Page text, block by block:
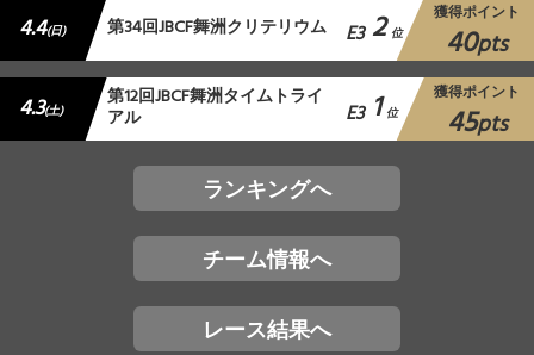
4.4(日) 第34回JBCF舞洲クリテリウム E3 2 位
獲得ポイント
40pts
4.3(土) 第12回JBCF舞洲タイムトライ
アル E3 1 位
獲得ポイント
45pts
ランキングへ
チーム情報へ
レース結果へ